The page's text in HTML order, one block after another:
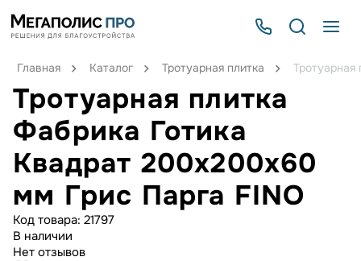
Главная Каталог Тротуарная плитка
Тротуарная плитка
Фабрика Готика
Квадрат 200х200х60
мм Грис Парга FINO
Код товара: 21797
В наличии
Нет отзывов